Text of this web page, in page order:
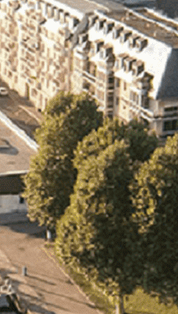
Exporter les lignes
Exporter toutes les
Exporter uniquement
Menu
<
>
- 🎁 Caen on aime,
- 🎉 Les événements
- Activités et Loisirs
Ajoutez un logo, un
Cliquez pour éditer